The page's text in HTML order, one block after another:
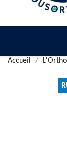
Accueil